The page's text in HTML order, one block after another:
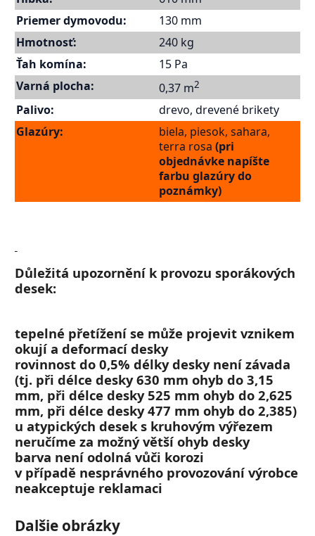
Priemerdymovodu:
130 mm
Hmotnosť:
240 kg
Ťah komína:
15 Pa
Varná plocha:
0,37 m2
Palivo:
drevo, drevené brikety
Glazúry:
biela, piesok, sahara,
terra rosa (pri
objednávke napíšte
farbu glazúry do
poznámky)
Důležitá upozornění k provozu sporákových
desek:
tepelné přetížení se může projevit vznikem
okují a deformací desky
rovinnost do 0,5% délky desky není závada
(tj. při délce desky 630 mm ohyb do 3,15
mm, při délce desky 525 mm ohyb do 2,625
mm, při délce desky 477 mm ohyb do 2,385)
u atypických desek s kruhovým výřezem
neručíme za možný větší ohyb desky
barva není odolná vůči korozi
v případě nesprávného provozování výrobce
neakceptuje reklamaci
Dalšie obrázky